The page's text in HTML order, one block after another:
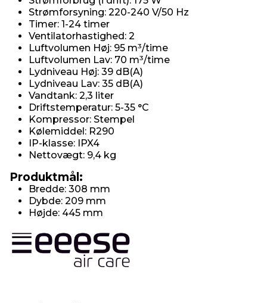
Strømforsyning: 220-240 V/50 Hz
Timer: 1-24 timer
Ventilatorhastighed: 2
Luftvolumen Høj: 95 m³/time
Luftvolumen Lav: 70 m³/time
Lydniveau Høj: 39 dB(A)
Lydniveau Lav: 35 dB(A)
Vandtank: 2,3 liter
Driftstemperatur: 5-35 °C
Kompressor: Stempel
Kølemiddel: R290
IP-klasse: IPX4
Nettovægt: 9,4 kg
Produktmål:
Bredde: 308 mm
Dybde: 209 mm
Højde: 445 mm